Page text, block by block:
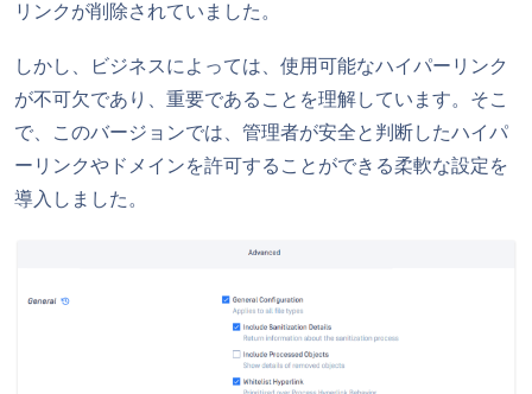
リンクが削除されていました。
しかし、ビジネスによっては、使用可能なハイパーリンク
が不可欠であり、重要であることを理解しています。そこ
で、このバージョンでは、管理者が安全と判断したハイパ
ーリンクやドメインを許可することができる柔軟な設定を
導入しました。